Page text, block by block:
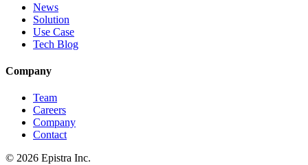
News
Solution
Use Case
Tech Blog
Company
Team
Careers
Company
Contact
© 2026 Epistra Inc.